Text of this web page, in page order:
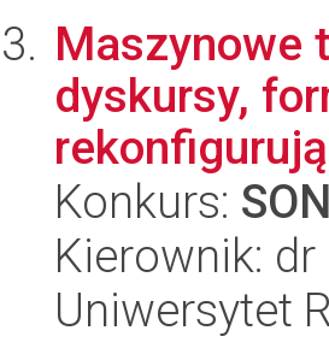
Maszynowe
dyskursy,
Konkurs:
Kierownik:
Uniwersytet